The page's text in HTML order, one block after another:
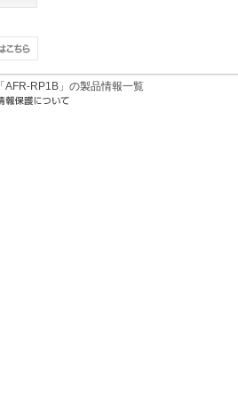
「AFR-RP1B」 の製品情報一覧